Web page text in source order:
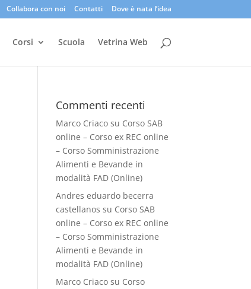
Collabora con noi Contatti Dove è nata l’idea
Corsi Scuola Vetrina Web
Commenti recenti
Marco Criaco su Corso SAB
online – Corso ex REC online
– Corso Somministrazione
Alimenti e Bevande in
modalità FAD (Online)
Andres eduardo becerra
castellanos su Corso SAB
online – Corso ex REC online
– Corso Somministrazione
Alimenti e Bevande in
modalità FAD (Online)
Marco Criaco su Corso